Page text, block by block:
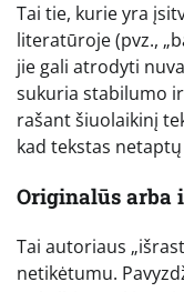
Tai tie, kurie yra
literatūroje (pvz.,
jie gali atrodyti
sukuria stabilumo
rašant šiuolaikinį
kad tekstas
Originalūs arba
Tai autoriaus
netikėtumu.